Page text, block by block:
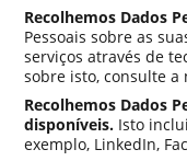
Recolhemos Dados
Pessoais sobre as
serviços através de
sobre isto, consulte a
Recolhemos Dados
disponíveis. Isto
exemplo, LinkedIn,